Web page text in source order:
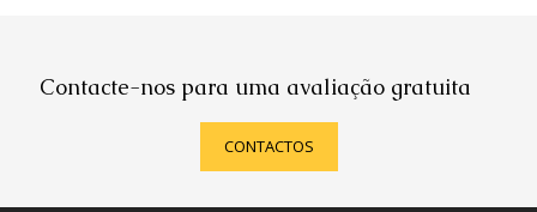
Contacte-nos para uma avaliação gratuita
CONTACTOS